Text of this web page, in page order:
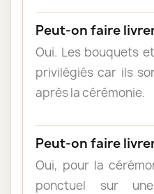
Peut-on faire
Oui. Les bouquets
privilégiés car ils
après la cérémonie.
Peut-on faire
Oui, pour la
ponctuel sur